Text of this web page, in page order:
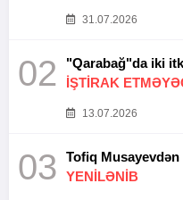
31.07.2026
02 "Qarabağ"da iki
İŞTİRAK
13.07.2026
03
YENİLƏNİB